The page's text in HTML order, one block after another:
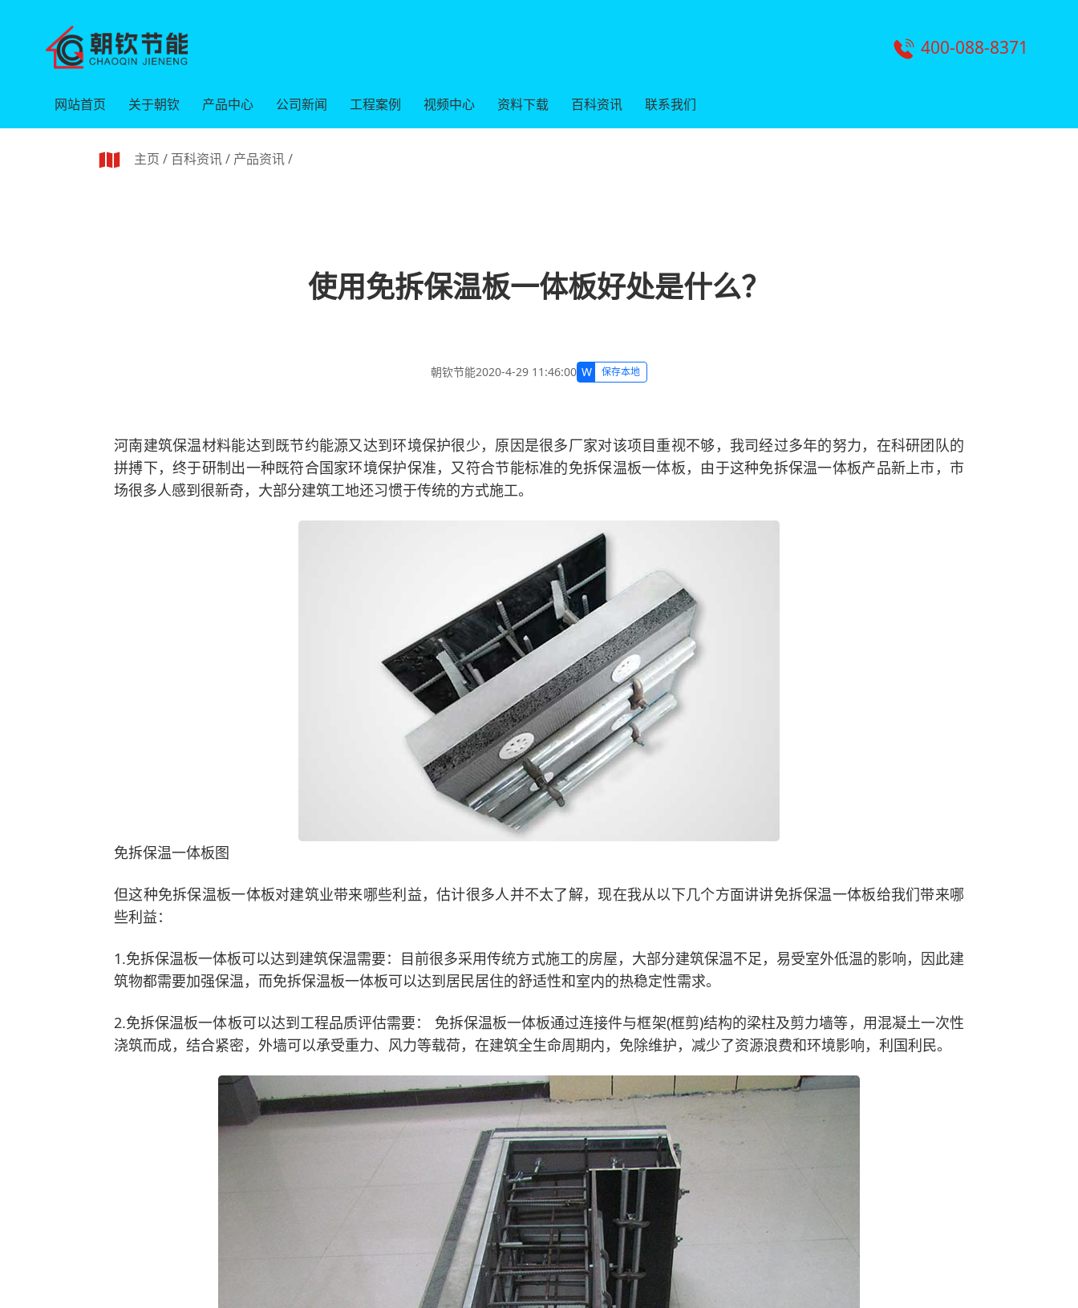
网站首页 关于朝钦 产品中心 公司新闻 工程案例 视频中心 资料下载 百科资讯 联系我们
400-088-8371
主页 / 百科资讯/ 产品资讯/
使用免拆保温板一体板好处是什么？
朝钦节能2020-4-29 11:46:00 W 保存本地
河南建筑保温材料能达到既节约能源又达到环境保护很少，原因是很多厂家对该项目重视不够，我司经过多年的努力，在科研团队的
拼搏下，终于研制出一种既符合国家环境保护保准，又符合节能标准的免拆保温板一体板，由于这种免拆保温一体板产品新上市，市
场很多人感到很新奇，大部分建筑工地还习惯于传统的方式施工。
免拆保温一体板图
但这种免拆保温板一体板对建筑业带来哪些利益，估计很多人并不太了解，现在我从以下几个方面讲讲免拆保温一体板给我们带来哪
些利益：
1.免拆保温板一体板可以达到建筑保温需要：目前很多采用传统方式施工的房屋，大部分建筑保温不足，易受室外低温的影响，因此建
筑物都需要加强保温，而免拆保温板一体板可以达到居民居住的舒适性和室内的热稳定性需求。
2.免拆保温板一体板可以达到工程品质评估需要： 免拆保温板一体板通过连接件与框架(框剪)结构的梁柱及剪力墙等，用混凝土一次性
浇筑而成，结合紧密，外墙可以承受重力、风力等载荷，在建筑全生命周期内，免除维护，减少了资源浪费和环境影响，利国利民。